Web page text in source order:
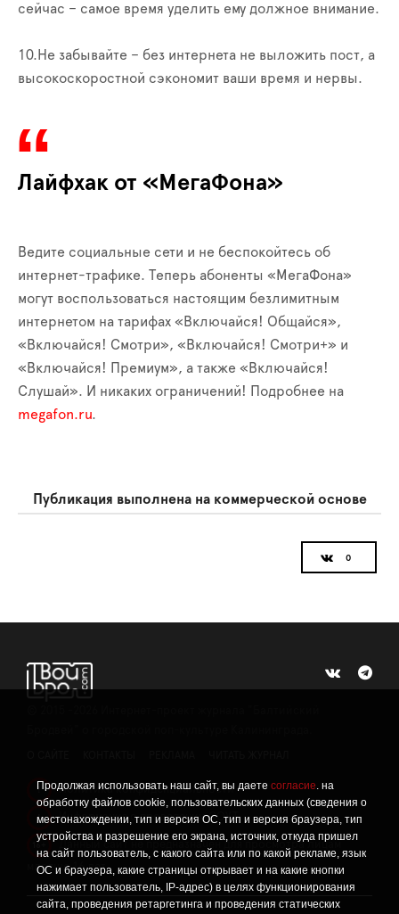
Продолжая использовать наш сайт, вы даете согласие. на
обработку файлов cookie, пользовательских данных (сведения о
местонахождении, тип и версия ОС, тип и версия браузера, тип
устройства и разрешение его экрана, источник, откуда пришел
на сайт пользователь, с какого сайта или по какой рекламе, язык
ОС и браузера, какие страницы открывает и на какие кнопки
нажимает пользователь, IP-адрес) в целях функционирования
сайта, проведения ретаргетинга и проведения статических
сейчас – самое время уделить ему должное внимание.
10.Не забывайте – без интернета не выложить пост, а
высокоскоростной сэкономит ваши время и нервы.
Лайфхак от «МегаФона»
Ведите социальные сети и не беспокойтесь об
интернет-трафике. Теперь абоненты «МегаФона»
могут воспользоваться настоящим безлимитным
интернетом на тарифах «Включайся! Общайся»,
«Включайся! Смотри», «Включайся! Смотри+» и
«Включайся! Премиум», а также «Включайся!
Слушай». И никаких ограничений! Подробнее на
megafon.ru.
Публикация выполнена на коммерческой основе
! Политика конфиденциальности
! Информация о проведении СОУТ
Данный сайт не предназначен для просмотра лицам
младше 16 лет.